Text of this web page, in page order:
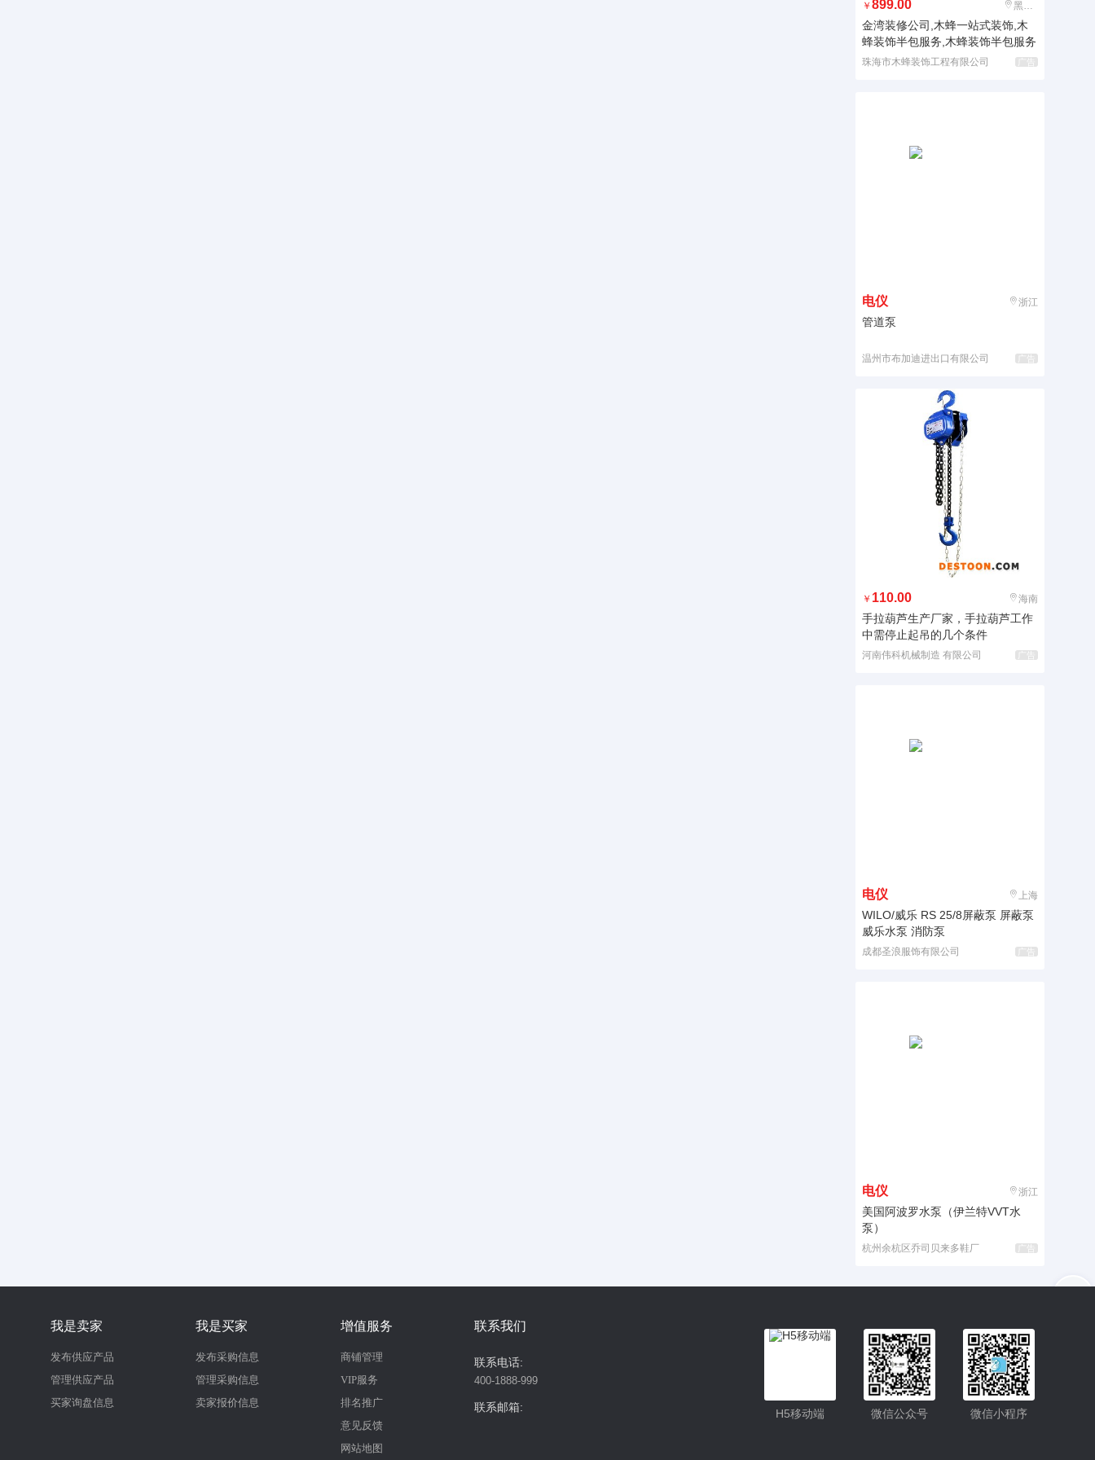
￥ 899.00 黑龙江
金湾装修公司,木蜂一站式装饰,木
蜂装饰半包服务,木蜂装饰半包服务
珠海市木蜂装饰工程有限公司 广告
电仪 浙江
管道泵
温州市布加迪进出口有限公司 广告
￥ 110.00 海南
手拉葫芦生产厂家，手拉葫芦工作
中需停止起吊的几个条件
河南伟科机械制造 有限公司 广告
电仪 上海
WILO/威乐 RS 25/8屏蔽泵 屏蔽泵
威乐水泵 消防泵
成都圣浪服饰有限公司 广告
电仪 浙江
美国阿波罗水泵（伊兰特VVT水
泵）
杭州余杭区乔司贝来多鞋厂 广告
我是卖家
发布供应产品
管理供应产品
买家询盘信息
我是买家
发布采购信息
管理采购信息
卖家报价信息
增值服务
商铺管理
VIP服务
排名推广
意见反馈
网站地图
联系我们
联系电话:
400-1888-999
联系邮箱: 微信小程序
微信公众号
H5移动端
小程序更便捷的查找产品